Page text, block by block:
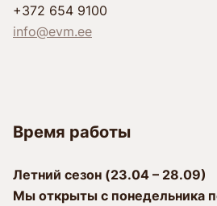
+372 654 9100
info@evm.ee
Время работы
Лeтний сезон (23.04 – 28.09)
Мы открыты с пoнeдeльника